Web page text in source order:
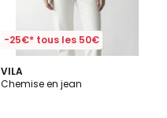
-25€* tous les 50€
VILA
Chemise en jean
3
/